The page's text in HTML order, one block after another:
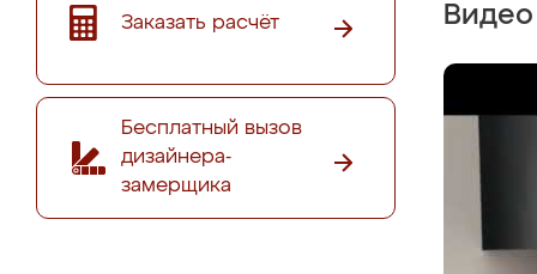
Заказать расчёт
Бесплатный вызов
дизайнера-
замерщика
хотела.